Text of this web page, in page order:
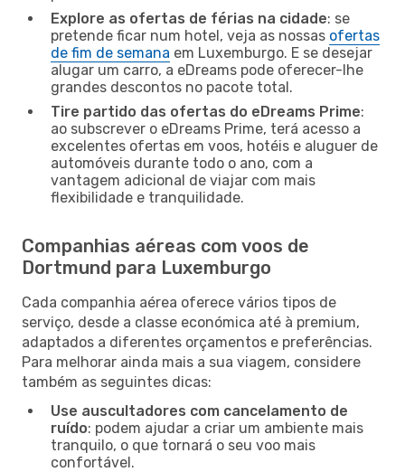
Explore as ofertas de férias na cidade: se
pretende ficar num hotel, veja as nossas ofertas
de fim de semana em Luxemburgo. E se desejar
alugar um carro, a eDreams pode oferecer-lhe
grandes descontos no pacote total.
Tire partido das ofertas do eDreams Prime:
ao subscrever o eDreams Prime, terá acesso a
excelentes ofertas em voos, hotéis e aluguer de
automóveis durante todo o ano, com a
vantagem adicional de viajar com mais
flexibilidade e tranquilidade.
Companhias aéreas com voos de
Dortmund para Luxemburgo
Cada companhia aérea oferece vários tipos de
serviço, desde a classe económica até à premium,
adaptados a diferentes orçamentos e preferências.
Para melhorar ainda mais a sua viagem, considere
também as seguintes dicas:
Use auscultadores com cancelamento de
ruído: podem ajudar a criar um ambiente mais
tranquilo, o que tornará o seu voo mais
confortável.